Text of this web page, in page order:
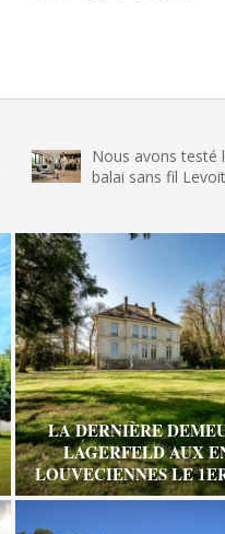
Nous avons testé l’aspirateur
balai sans fil Levoit LVAC-300
LA DERNIÈRE
LAGERFELD AUX
LOUVECIENNES LE